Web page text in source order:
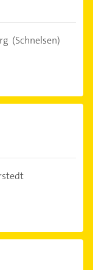
(Schnelsen)